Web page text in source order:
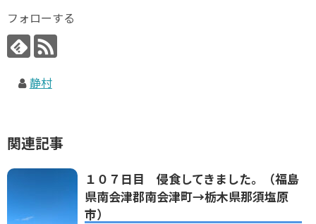
フォローする
静村
関連記事
１０７日目 侵食してきました。（福島
県南会津郡南会津町→栃木県那須塩原
市）